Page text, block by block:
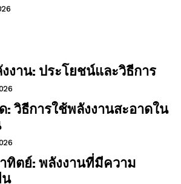
งาน: ประโยชน์และวิธีการ
: วิธีการใช้พลังงานสะอาดใน
ทิตย์: พลังงานที่มีความ